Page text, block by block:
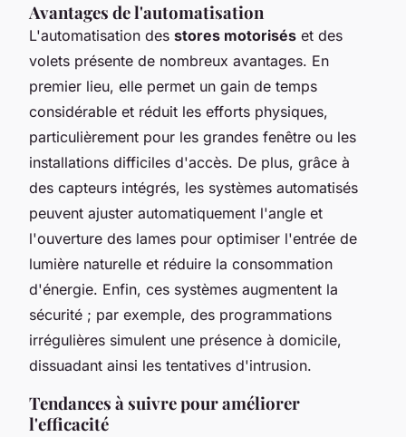
Avantages de l'automatisation
L'automatisation des stores motorisés et des
volets présente de nombreux avantages. En
premier lieu, elle permet un gain de temps
considérable et réduit les efforts physiques,
particulièrement pour les grandes fenêtre ou les
installations difficiles d'accès. De plus, grâce à
des capteurs intégrés, les systèmes automatisés
peuvent ajuster automatiquement l'angle et
l'ouverture des lames pour optimiser l'entrée de
lumière naturelle et réduire la consommation
d'énergie. Enfin, ces systèmes augmentent la
sécurité ; par exemple, des programmations
irrégulières simulent une présence à domicile,
dissuadant ainsi les tentatives d'intrusion.
Tendances à suivre pour améliorer
l'efficacité